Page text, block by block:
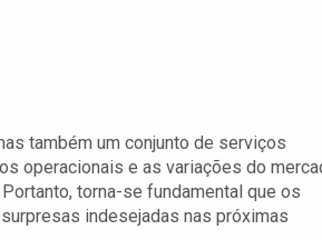
também um conjunto de serviços
operacionais e as variações do
torna-se fundamental que os
indesejadas nas próximas